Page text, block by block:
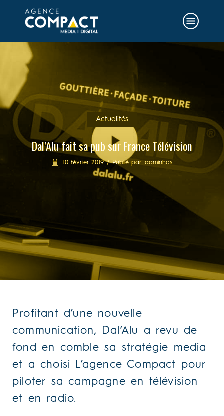
Actualités
Dal’Alu fait sa pub sur France Télévision
10 février 2019 / Publié par adminhds
Profitant d’une nouvelle
communication, Dal’Alu a revu de
fond en comble sa stratégie media
et a choisi L’agence Compact pour
piloter sa campagne en télévision
et en radio.